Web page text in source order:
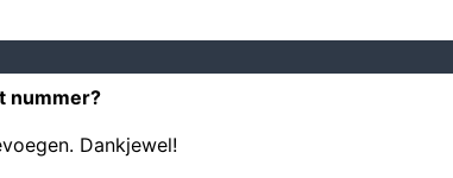
nummer?
Dankjewel!